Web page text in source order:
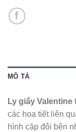
MÔ TẢ
Ly giấy Valentine
các hoạ tiết liên
hình cặp đôi bên